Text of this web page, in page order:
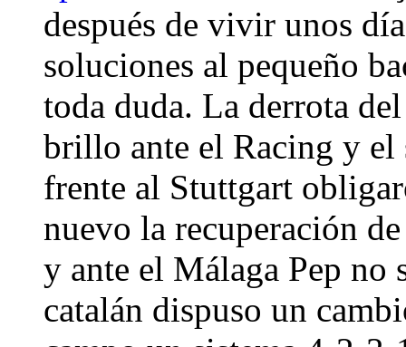
después de vivir unos
soluciones al pequeño
toda duda. La derrota
brillo ante el Racing y el
frente al Stuttgart
nuevo la recuperación
y ante el Málaga Pep no
catalán dispuso un